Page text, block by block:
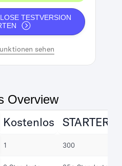
TESTVERSION
sehen
Overview
Kostenlos STARTER
1 300